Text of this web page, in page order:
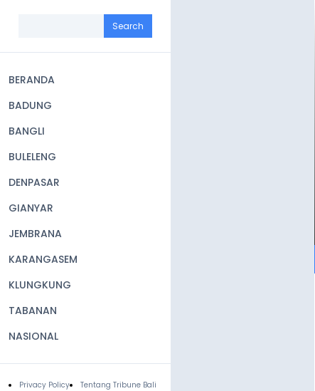
navigation
BERANDA
BADUNG
BANGLI
BULELENG
DENPASAR
GIANYAR
JEMBRANA
KARANGASEM
KLUNGKUNG
TABANAN
NASIONAL
Privacy Policy
Tentang Tribune Bali